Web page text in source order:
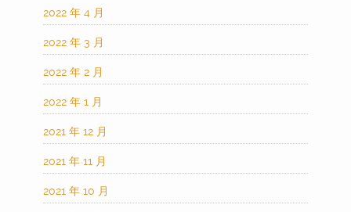
2022 年 4 月
2022 年 3 月
2022 年 2 月
2022 年 1 月
2021 年 12 月
2021 年 11 月
2021 年 10 月